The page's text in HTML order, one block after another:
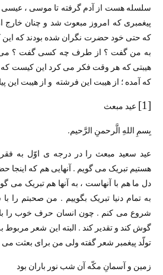
سلسله هست از آدم گرفته تا موسی ،‌ عیسی و
پیغمبری که امروز مبعوث شد و چنان خارج
که حتی خود حضرت نگران شده بودند که
به من گفت ؟ از طرف چه کسی گفت ؟
هیبتی که هر وقت فکر می کرد این کیست که
که آمده ؛ از هیبت این فرشته و از هیبت این
[1] عید مبعث
بِسمِ اللهِ الَّرحمنِ الرَّحیم.
عید سعید مبعث را در درجه ی اوّل به
هستیم تبریک می گویم . آنهایی هم که اینجا
دل ما هم با آنهاست ، به آنها هم تبریک می
به تمام دنیا تبریک بگوییم . من صحبتم را
شروع می کنم . چون انسان حرف خوب را
گوش کند و تقدیر کند . البته این شعر مربوط
تولّد پیغمبر شعر گفته ولی من برای بعثت می
زمین و آسمانِ مکّه آن شب نور باران بود